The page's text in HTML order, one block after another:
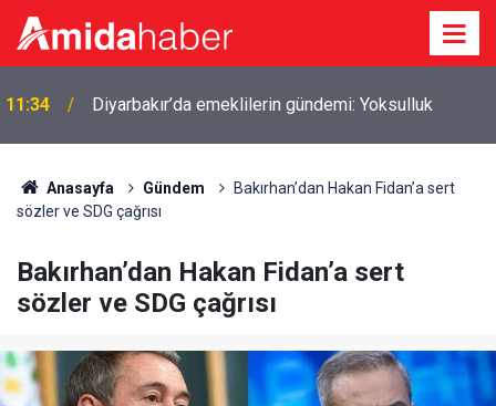
11:34 Diyarbakır’da emeklilerin gündemi: Yoksulluk
Anasayfa Gündem
Bakırhan’dan Hakan Fidan’a sert
sözler ve SDG çağrısı
Bakırhan’dan Hakan Fidan’a sert
sözler ve SDG çağrısı